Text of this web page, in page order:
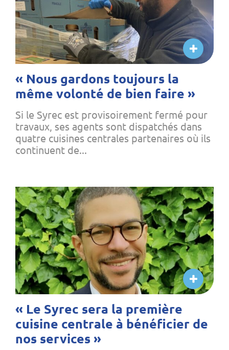
« Nous gardons toujours la
même volonté de bien faire »
Si le Syrec est provisoirement fermé pour
travaux, ses agents sont dispatchés dans
quatre cuisines centrales partenaires où ils
continuent de...
« Le Syrec sera la première
cuisine centrale à bénéficier de
nos services »